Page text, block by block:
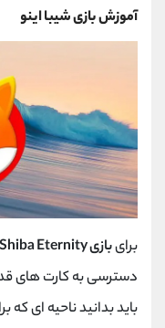
آموزش بازی شیبا اینو
برایبازیShiba Eternity
دسترسی به کارت های
باید بدانید ناحیه ای